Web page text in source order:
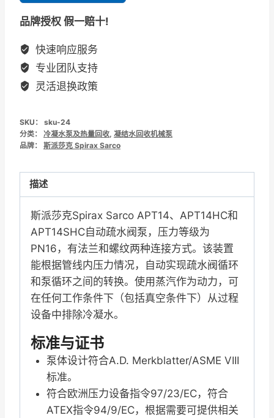
APT14
APT14HC
动
疏
阀
泵
量
品牌授权 假一赔十!
快速响应服务
专业团队支持
灵活退换政策
SKU： sku-24
分类： 冷凝水泵及热量回收, 凝结水回收机械泵
品牌： 斯派莎克 Spirax Sarco
描述
斯派莎克Spirax Sarco APT14、APT14HC和
APT14SHC自动疏水阀泵，压力等级为
PN16，有法兰和螺纹两种连接方式。该装置
能根据管线内压力情况，自动实现疏水阀循环
和泵循环之间的转换。使用蒸汽作为动力，可
在任何工作条件下（包括真空条件下）从过程
设备中排除冷凝水。
标准与证书
泵体设计符合A.D. Merkblatter/ASME VIII
标准。
符合欧洲压力设备指令97/23/EC，符合
ATEX指令94/9/EC，根据需要可提供相关